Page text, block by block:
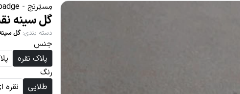
مِستِربَج - Mrbadge
گل سینه
دسته بندی: گل
جنس
پلاک نقره
رنگ
طلایی
نقره